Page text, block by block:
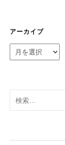
アーカイブ
ー
ブ
索: